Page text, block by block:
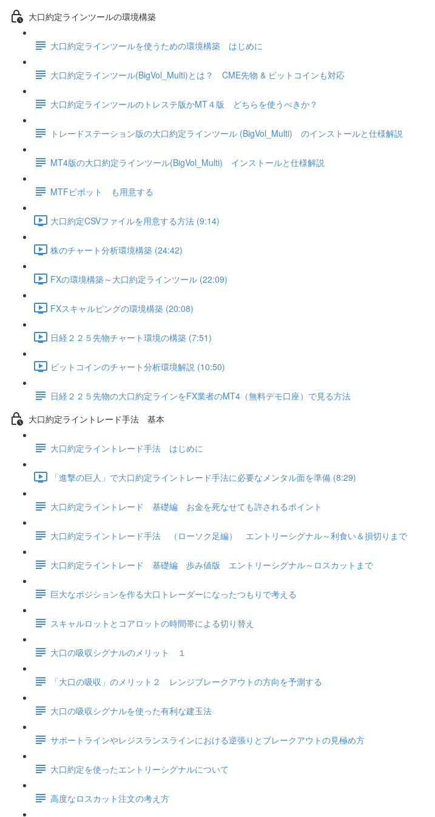
大口約定ラインツールの環境構築
大口約定ラインツールを使うための環境構築 はじめに
大口約定ラインツール(BigVol_Multi)とは？ CME先物 & ビットコインも対応
大口約定ラインツールのトレステ版かMT４版 どちらを使うべきか？
トレードステーション版の大口約定ラインツール (BigVol_Multi) のインストールと仕様解説
MT4版の大口約定ラインツール(BigVol_Multi) インストールと仕様解説
MTFピボット も用意する
大口約定CSVファイルを用意する方法 (9:14)
株のチャート分析環境構築 (24:42)
FXの環境構築～大口約定ラインツール (22:09)
FXスキャルピングの環境構築 (20:08)
日経２２５先物チャート環境の構築 (7:51)
ビットコインのチャート分析環境解説 (10:50)
日経２２５先物の大口約定ラインをFX業者のMT4（無料デモ口座）で見る方法
大口約定ライントレード手法 基本
大口約定ライントレード手法 はじめに
「進撃の巨人」で大口約定ライントレード手法に必要なメンタル面を準備 (8:29)
大口約定ライントレード 基礎編 お金を死なせても許されるポイント
大口約定ライントレード手法 （ローソク足編） エントリーシグナル～利食い＆損切りまで
大口約定ライントレード 基礎編 歩み値版 エントリーシグナル～ロスカットまで
巨大なポジションを作る大口トレーダーになったつもりで考える
スキャルロットとコアロットの時間帯による切り替え
大口の吸収シグナルのメリット １
「大口の吸収」のメリット２ レンジブレークアウトの方向を予測する
大口の吸収シグナルを使った有利な建玉法
サポートラインやレジスランスラインにおける逆張りとブレークアウトの見極め方
大口約定を使ったエントリーシグナルについて
高度なロスカット注文の考え方